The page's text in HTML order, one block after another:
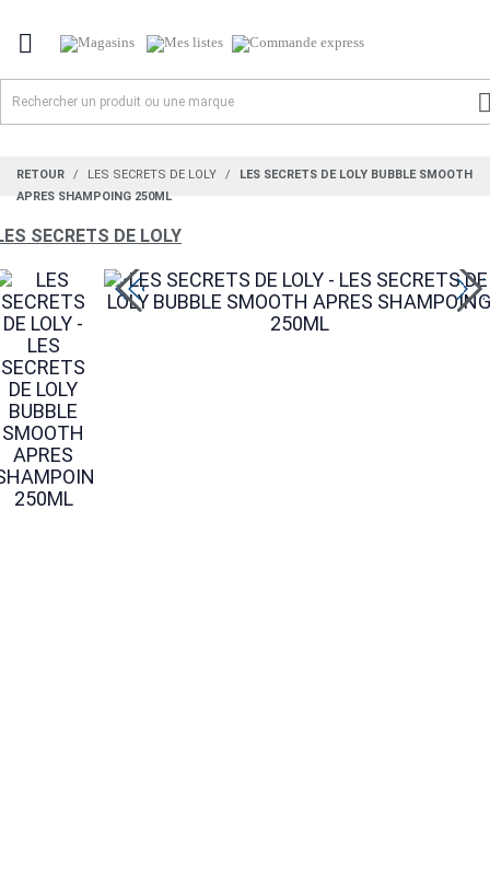

RETOUR LES SECRETS DE LOLY
LES SECRETS DE LOLY BUBBLE SMOOTH
APRES SHAMPOING 250ML
SECRETS DE LOLY